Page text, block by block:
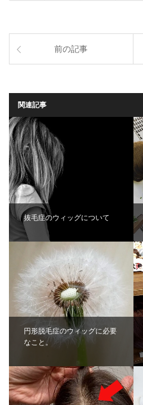
前の記事
関連記事
抜毛症のウィッグについて
円形脱毛症のウィッグに必要
なこと。